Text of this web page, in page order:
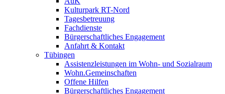
Kulturpark RT-Nord
Tagesbetreuung
Fachdienste
Bürgerschaftliches Engagement
Anfahrt & Kontakt
Tübingen
Assistenzleistungen im Wohn- und Sozialraum
Wohn.Gemeinschaften
Offene Hilfen
Bürgerschaftliches Engagement